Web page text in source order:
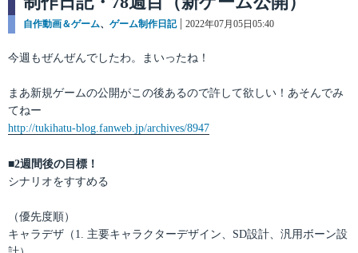
カ
ゴ
自作動画＆ゲーム、 ゲーム制作日記
投
日:
2022年07月05日05:40
今週もぜんぜんでしたわ。まいったね！
まあ新規ゲームの公開がこの後あるので許して欲しい！あそんでみ
てねー
http://tukihatu-blog.fanweb.jp/archives/8947
■2週間後の目標！
シナリオをすすめる
（優先度順）
キャラデザ（1. 主要キャラクターデザイン、SD設計、汎用ボーン設